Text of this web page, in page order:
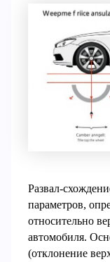
Развал-
параметров,
относительно
автомобиля.
(отклонение